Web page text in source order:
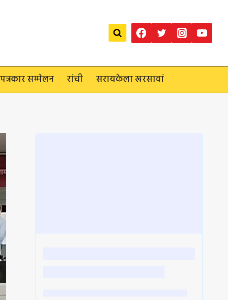
पत्रकार सम्मेलन रांची सरायकेला खरसावां